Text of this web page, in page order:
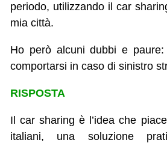
periodo, utilizzando il car
mia città.
Ho però alcuni dubbi e
comportarsi in caso di sinistro
RISPOSTA
Il car sharing è l’idea che
italiani, una soluzione